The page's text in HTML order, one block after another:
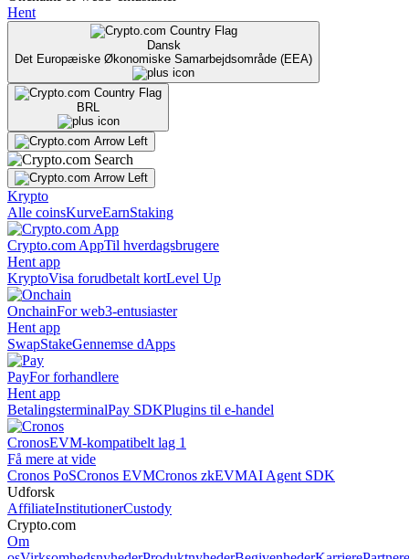
Hent
Dansk
Det Europæiske Økonomiske Samarbejdsområde (EEA)
BRL
Krypto
Alle coinsKurveEarnStaking
Crypto.com AppTil hverdagsbrugere
Hent app
KryptoVisa forudbetalt kortLevel Up
OnchainFor web3-entusiaster
Hent app
SwapStakeGennemse dApps
PayFor forhandlere
Hent app
BetalingsterminalPay SDKPlugins til e-handel
CronosEVM-kompatibelt lag 1
Få mere at vide
Cronos PoSCronos EVMCronos zkEVMAI Agent SDK
Udforsk
AffiliateInstitutionerCustody
Crypto.com
Om